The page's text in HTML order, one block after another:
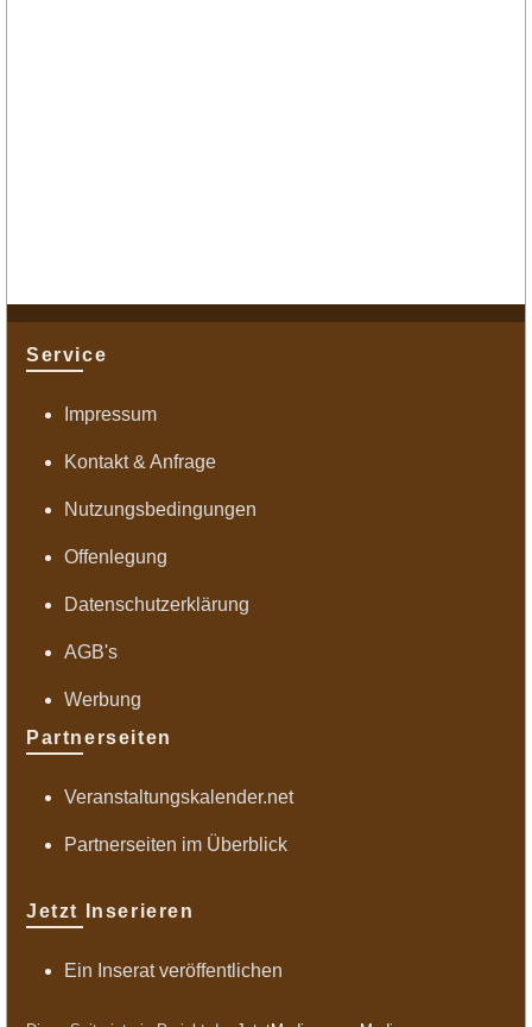
Service
Impressum
Kontakt & Anfrage
Nutzungsbedingungen
Offenlegung
Datenschutzerklärung
AGB's
Werbung
Partnerseiten
Veranstaltungskalender.net
Partnerseiten im Überblick
Jetzt Inserieren
Ein Inserat veröffentlichen